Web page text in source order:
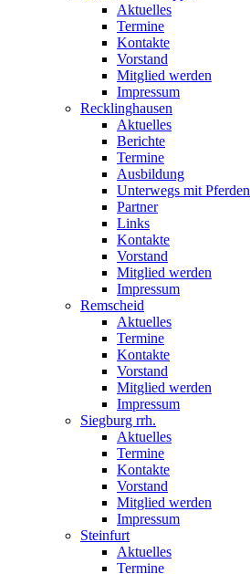
Aktuelles
Termine
Kontakte
Vorstand
Mitglied werden
Impressum
Recklinghausen
Aktuelles
Berichte
Termine
Ausbildung
Unterwegs mit Pferden
Partner
Links
Kontakte
Vorstand
Mitglied werden
Impressum
Remscheid
Aktuelles
Termine
Kontakte
Vorstand
Mitglied werden
Impressum
Siegburg rrh.
Aktuelles
Termine
Kontakte
Vorstand
Mitglied werden
Impressum
Steinfurt
Aktuelles
Termine